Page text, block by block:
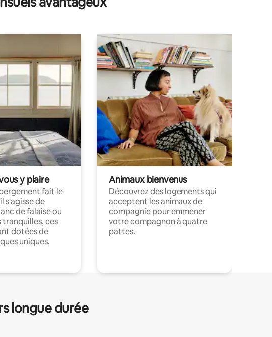
y plaire
fait le
s'agisse de
de falaise ou
tranquilles, ces
dotées de
uniques.
Animaux bienvenus
Découvrez des logements qui
acceptent les animaux de
compagnie pour emmener
votre compagnon à quatre
pattes.
longue durée